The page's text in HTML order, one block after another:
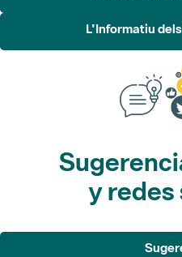
L'Informatiu
y redes